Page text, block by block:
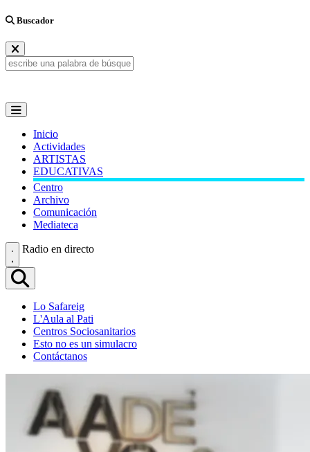
Buscador
Inicio
Actividades
ARTISTAS
EDUCATIVAS
Centro
Archivo
Comunicación
Mediateca
Radio en directo
Lo Safareig
L'Aula al Pati
Centros Sociosanitarios
Esto no es un simulacro
Contáctanos